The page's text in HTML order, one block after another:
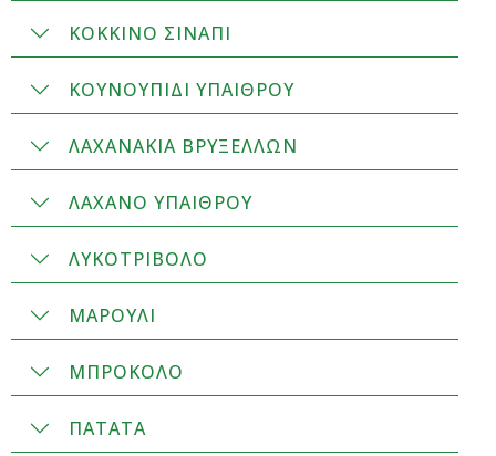
ΚΟΚΚΙΝΟ ΣΙΝΑΠΙ
ΚΟΥΝΟΥΠΙΔΙ ΥΠΑΙΘΡΟΥ
ΛΑΧΑΝΑΚΙΑ ΒΡΥΞΕΛΛΩΝ
ΛΑΧΑΝΟ ΥΠΑΙΘΡΟΥ
ΛΥΚΟΤΡΙΒΟΛΟ
ΜΑΡΟΥΛΙ
ΜΠΡΟΚΟΛΟ
ΠΑΤΑΤΑ